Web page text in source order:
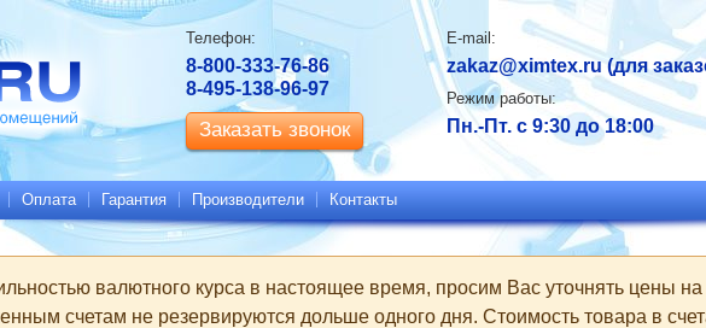
Оплата Гарантия Производители Контакты
валютного курса в настоящее время, просим Вас уточнять цены
счетам не резервируются дольше одного дня. Стоимость товара в
Контактная
информация
Телефон:
8-800-333-76-86
8-495-138-96-97
Заказать звонок
E-mail:
zakaz@ximtex.ru(для
Режим работы:
Пн.-Пт. с 9:30 до 18:00